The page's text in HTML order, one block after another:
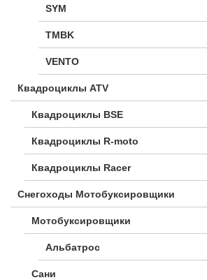
SYM
TMBK
VENTO
Квадроциклы ATV
Квадроциклы BSE
Квадроциклы R-moto
Квадроциклы Racer
Снегоходы Мотобуксировщики
Мотобуксировщики
Альбатрос
Сани